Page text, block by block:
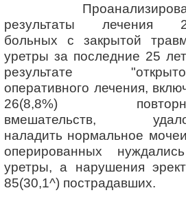
результаты лечения
больных с закрытой
уретры за последние 25
результате
оперативного лечения,
26(8,8%)
вмешательств,
наладить нормальное
оперированных
уретры, а нарушения
85(30,1^) пострадавших.